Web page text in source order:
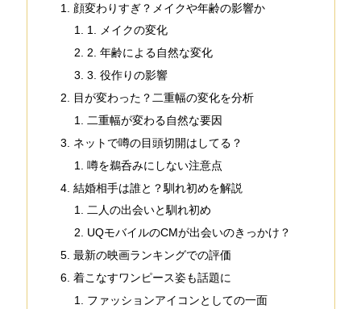
顔変わりすぎ？メイクや年齢の影響か
1. メイクの変化
2. 年齢による自然な変化
3. 役作りの影響
目が変わった？二重幅の変化を分析
二重幅が変わる自然な要因
ネットで噂の目頭切開はしてる？
噂を鵜呑みにしない注意点
結婚相手は誰と？馴れ初めを解説
二人の出会いと馴れ初め
UQモバイルのCMが出会いのきっかけ？
最新の映画ランキングでの評価
着こなすワンピース姿も話題に
ファッションアイコンとしての一面